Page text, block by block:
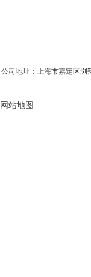
公司地址：上海市嘉定
网站地图